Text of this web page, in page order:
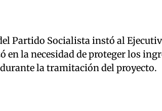
Partido Socialista instó al
la necesidad de proteger los
la tramitación del proyecto.